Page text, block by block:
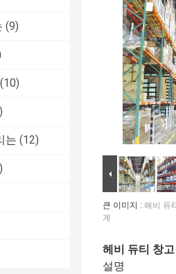
(9)
(10)
는 (12)
큰 이미지 : 헤비 듀
계
헤비 듀티 창
설명